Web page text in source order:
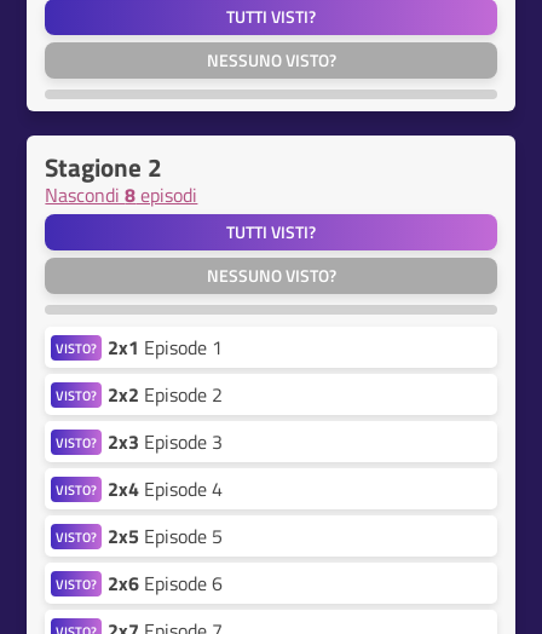
TUTTI VISTI?
NESSUNO VISTO?
Stagione 2
Nascondi8episodi
TUTTI VISTI?
NESSUNO VISTO?
VISTO? 2x1 Episode 1
VISTO? 2x2 Episode 2
VISTO? 2x3 Episode 3
VISTO? 2x4 Episode 4
VISTO? 2x5 Episode 5
VISTO? 2x6 Episode 6